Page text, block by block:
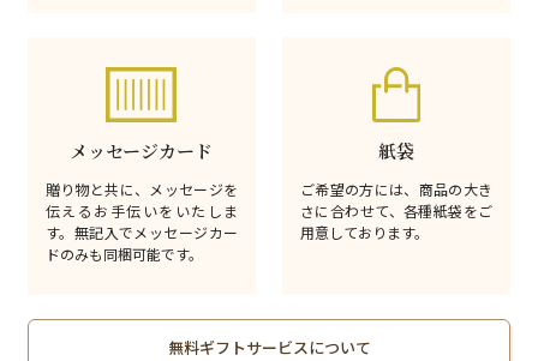
メッセージカード
贈り物と共に、メッセージを
伝えるお手伝いをいたしま
す。無記入でメッセージカー
ドのみも同梱可能です。
紙袋
ご希望の方には、商品の大き
さに合わせて、各種紙袋をご
用意しております。
無料ギフトサービスについて